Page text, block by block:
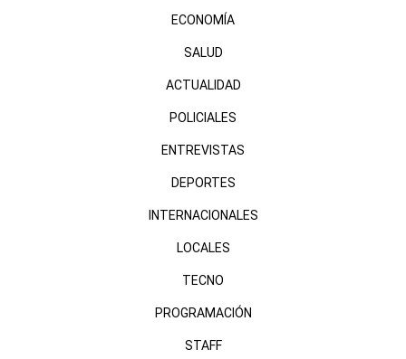
ECONOMÍA
SALUD
ACTUALIDAD
POLICIALES
ENTREVISTAS
DEPORTES
INTERNACIONALES
LOCALES
TECNO
PROGRAMACIÓN
STAFF